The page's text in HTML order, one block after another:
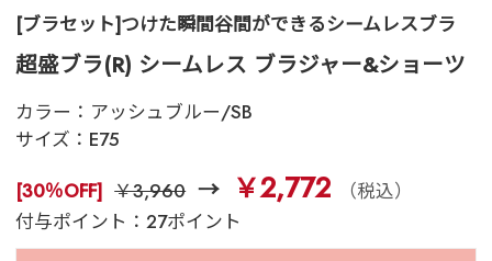
[ブラセット]つけた瞬間谷間ができるシームレスブラ
超盛ブラ(R) シームレス ブラジャー&ショーツ
カラー： アッシュブルー/SB
サイズ： E75
[30％OFF] ￥3,960 ￥2,772
（税込）
付与ポイント：27ポイント